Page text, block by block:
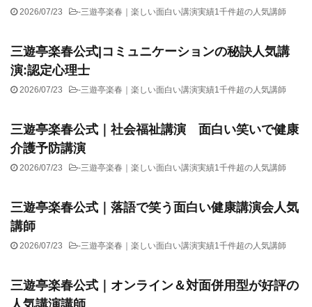
2026/07/23 -三遊亭楽春｜楽しい面白い講演実績1千件超の人気講師
三遊亭楽春公式|コミュニケーションの秘訣人気講
演:認定心理士
2026/07/23 -三遊亭楽春｜楽しい面白い講演実績1千件超の人気講師
三遊亭楽春公式｜社会福祉講演 面白い笑いで健康
介護予防講演
2026/07/23 -三遊亭楽春｜楽しい面白い講演実績1千件超の人気講師
三遊亭楽春公式｜落語で笑う面白い健康講演会人気
講師
2026/07/23 -三遊亭楽春｜楽しい面白い講演実績1千件超の人気講師
三遊亭楽春公式｜オンライン＆対面併用型が好評の
人気講演講師